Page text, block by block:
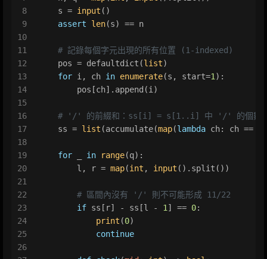
8
9
10
11
12
13
14
15
16
17
18
19
20
21
22
23
24
25
26
    s =
input ()
assert
len(s) == n
# 記錄每個字元出現的所有位置 (1-indexed)
    pos = defaultdict(
list)
for i, ch in enumerate(s, start=1):
        pos[ch].append(i)
# '/' 的前綴和：ss[i] = s[1..i] 中 '/' 的個數
    ss =
list (accumulate(map(lambda ch: ch ==
for in range(q):
        l, r =
map(int , input ().split())
# 區間內沒有 '/' 則不可能形成 11/22
if ss[r] - ss[l - 1] == 0:
print (0)
continue